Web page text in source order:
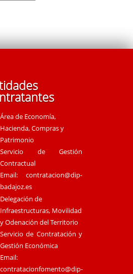
Área de Economía,
Hacienda, Compras y
Patrimonio
Servicio de Gestión
Contractual
Email:contratacion@dip-
badajoz.es
Delegación de
Infraestructuras, Movilidad
y Odenación del Territorio
Servicio de Contratación y
Gestión Económica
Email:
contratacionfomento@dip-